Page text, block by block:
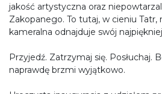
jakość artystyczna oraz
Zakopanego. To tutaj, w cieniu
kameralna odnajduje swój
Przyjedź. Zatrzymaj się. Posłuchaj.
naprawdę brzmi wyjątkowo.